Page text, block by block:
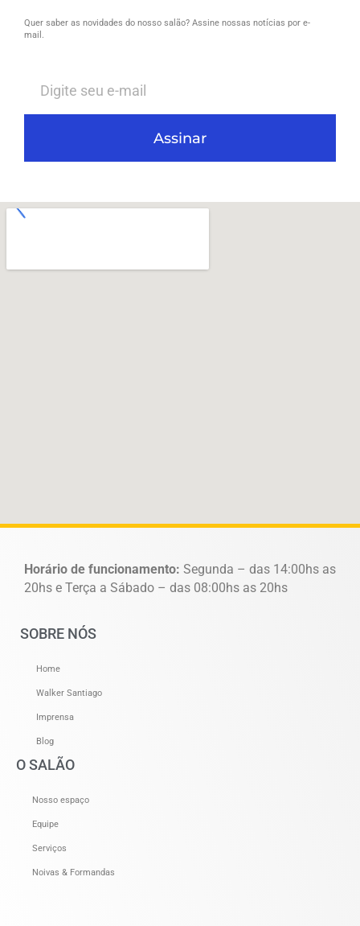
Quer saber as novidades do nosso salão? Assine nossas notícias por e-
mail.
Assinar
Horário de funcionamento: Segunda – das 14:00hs as
20hs e Terça a Sábado – das 08:00hs as 20hs
SOBRE NÓS
Home
Walker Santiago
Imprensa
Blog
O SALÃO
Nosso espaço
Equipe
Serviços
Noivas & Formandas